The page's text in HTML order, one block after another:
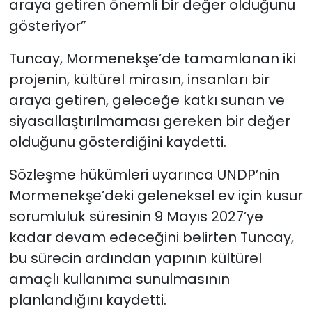
araya getiren önemli bir değer olduğunu
gösteriyor”
Tuncay, Mormenekşe’de tamamlanan iki
projenin, kültürel mirasın, insanları bir
araya getiren, geleceğe katkı sunan ve
siyasallaştırılmaması gereken bir değer
olduğunu gösterdiğini kaydetti.
Sözleşme hükümleri uyarınca UNDP’nin
Mormenekşe’deki geleneksel ev için kusur
sorumluluk süresinin 9 Mayıs 2027’ye
kadar devam edeceğini belirten Tuncay,
bu sürecin ardından yapının kültürel
amaçlı kullanıma sunulmasının
planlandığını kaydetti.